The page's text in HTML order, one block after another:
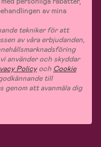
av mina
tekniker för att
av våra erbjudanden,
använder och skyddar
Policyoch Cookie
till
genom att avanmäla dig